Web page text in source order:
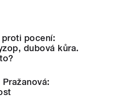
proti pocení:
dubová kůra.
Pražanová: